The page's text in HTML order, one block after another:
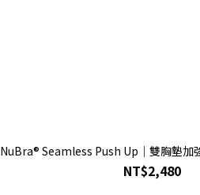
NuBra® Seamless Push Up｜雙胸墊加
NT$2,480